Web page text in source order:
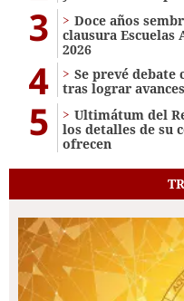
3
Doce años
clausura Escuelas
2026
4
Se prevé debate
tras lograr
5
Ultimátum del
los detalles de su
ofrecen